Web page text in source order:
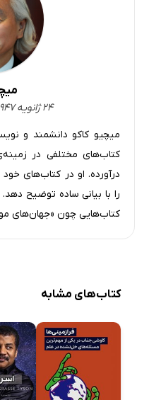
۲۴ ژانویه ۱۹۴۷ - ژاپنی - آمریکایی
میچیو کاکو دانشمند و
کتاب‌های مختلفی در
درآورده. او در کتاب‌های
را با بیانی ساده توضیح
کتاب‌هایی چون «جهان‌های
کتاب‌های مشابه